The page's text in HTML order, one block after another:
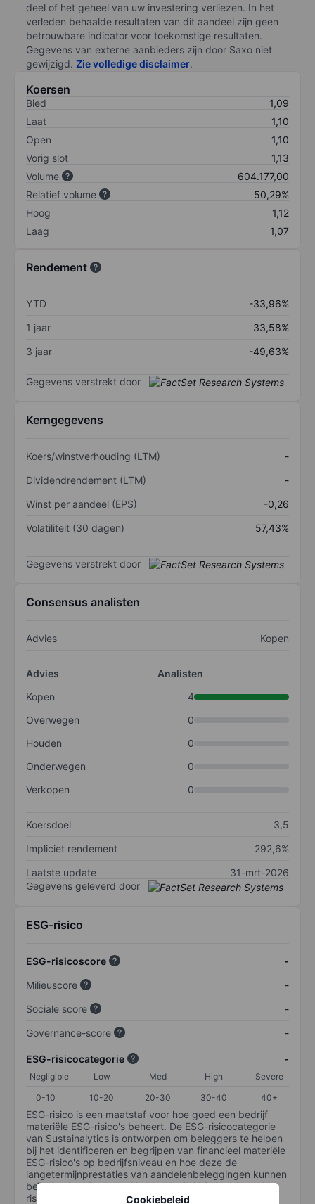
Cookiebeleid
deel of het geheel van uw investering verliezen. In het
verleden behaalde resultaten van dit aandeel zijn geen
betrouwbare indicator voor toekomstige resultaten.
Gegevens van externe aanbieders zijn door Saxo niet
gewijzigd. Zie volledige disclaimer.
Koersen
Bied
1,09
Laat
1,10
Open
1,10
Vorig slot
1,13
Volume
604.177,00
Relatief volume
50,29%
Hoog
1,12
Laag
1,07
Rendement
YTD
-33,96%
1 jaar
33,58%
3 jaar
-49,63%
Gegevens verstrekt door
Kerngegevens
Koers/winstverhouding (LTM)
-
Dividendrendement (LTM)
-
Winst per aandeel (EPS)
-0,26
Volatiliteit (30 dagen)
57,43%
Gegevens verstrekt door
Consensus analisten
Advies Kopen
Advies
Analisten
Kopen
4
Overwegen
0
Houden
0
Onderwegen
0
Verkopen
0
Koersdoel
3,5
Impliciet rendement
292,6%
Laatste update
31-mrt-2026
Gegevens geleverd door
ESG-risico
ESG-risicoscore
-
Milieuscore
-
Sociale score
-
Governance-score
-
ESG-risicocategorie -
Negligible Low Med High
Severe
0-10
10-20 20-30 30-40 40+
ESG-risico is een maatstaf voor hoe goed een bedrijf
materiële ESG-risico's beheert. De ESG-risicocategorie
van Sustainalytics is ontworpen om beleggers te helpen
bij het identificeren en begrijpen van financieel materiële
ESG-risico's op bedrijfsniveau en hoe deze de
langetermijnprestaties van aandelenbeleggingen kunnen
beïnvloeden. De schaal loopt van 0-100. Hoe lager het
risico, hoe beter (0 staat voor geen risico en 100 voor